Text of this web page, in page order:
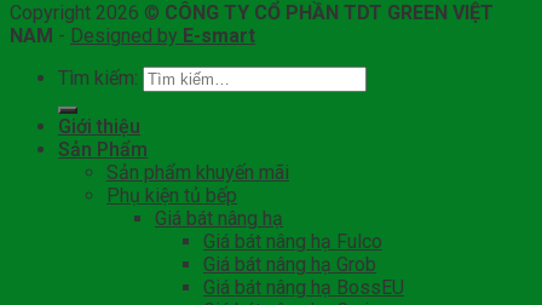
Copyright 2026 © CÔNG TY CỔ PHẦN TDT GREEN VIỆT
NAM - Designed by E-smart
Tìm kiếm:
Giới thiệu
Sản Phẩm
Sản phẩm khuyến mãi
Phụ kiện tủ bếp
Giá bát nâng hạ
Giá bát nâng hạ Fulco
Giá bát nâng hạ Grob
Giá bát nâng hạ BossEU